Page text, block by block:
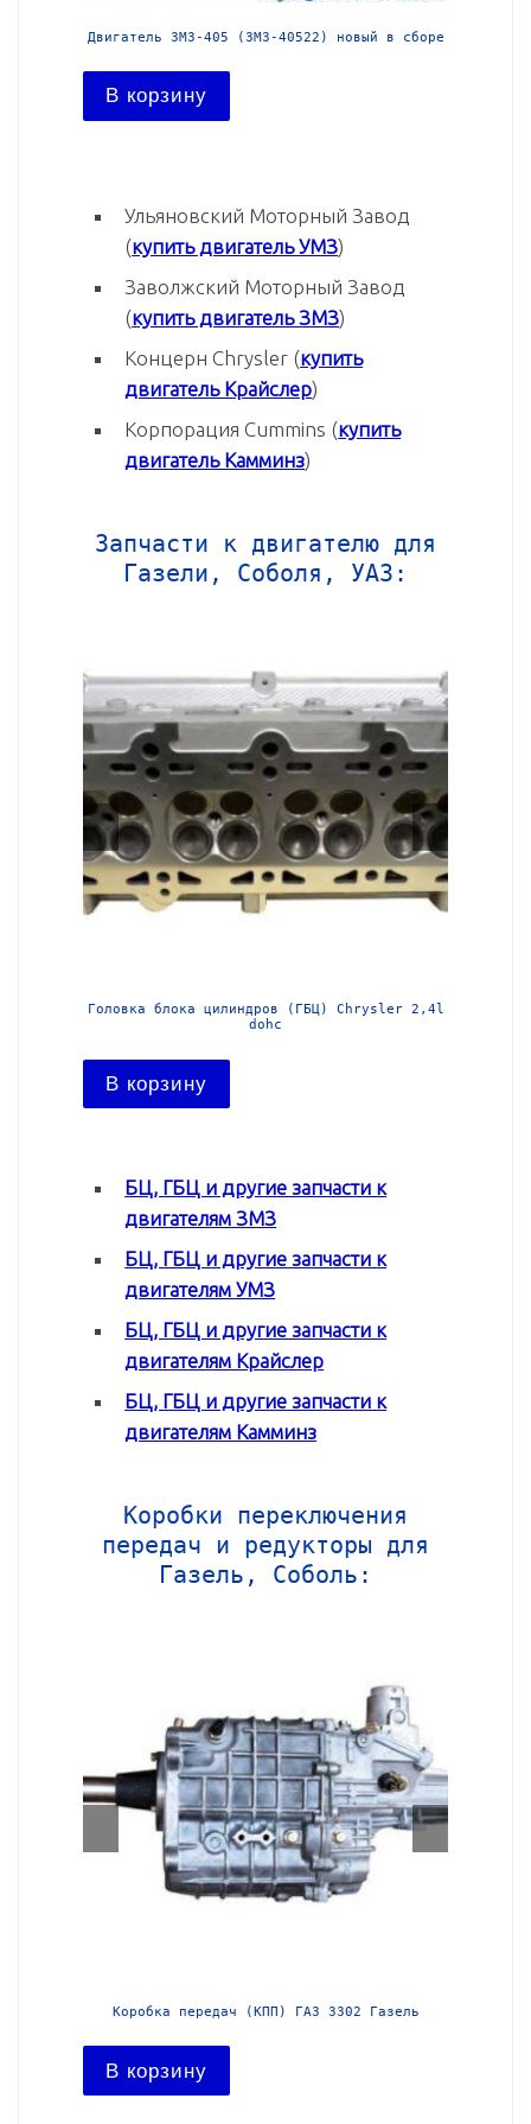
Двигатель ЗМЗ-405 (ЗМЗ-40522) новый в сборе
В корзину
Ульяновский Моторный Завод
(купить двигатель УМЗ)
Заволжский Моторный Завод
(купить двигатель ЗМЗ)
Концерн Chrysler (купить
двигатель Крайслер)
Корпорация Cummins (купить
двигатель Камминз)
Запчасти к двигателю для
Газели, Соболя, УАЗ:
Головка блока цилиндров (ГБЦ) Chrysler 2,4l
dohc
В корзину
БЦ, ГБЦ и другие запчасти к
двигателям ЗМЗ
БЦ, ГБЦ и другие запчасти к
двигателям УМЗ
БЦ, ГБЦ и другие запчасти к
двигателям Крайслер
БЦ, ГБЦ и другие запчасти к
двигателям Камминз
Коробки переключения
передач и редукторы для
Газель, Соболь:
Коробка передач (КПП) ГАЗ 3302 Газель
В корзину